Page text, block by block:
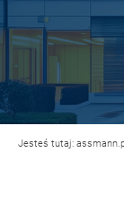
Jesteś tutaj: